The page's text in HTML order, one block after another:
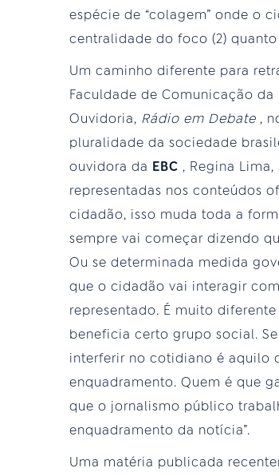
espécie de “colagem” onde o
centralidade do foco (2)
Um caminho diferente para
Faculdade de Comunicação
Ouvidoria, Rádio em Debate ,
pluralidade da sociedade
ouvidora da EBC , Regina
representadas nos conteúdos
cidadão, isso muda toda a
sempre vai começar dizendo
Ou se determinada medida
que o cidadão vai interagir
representado. É muito
beneficia certo grupo social.
interferir no cotidiano é aquilo
enquadramento. Quem é que
que o jornalismo público
enquadramento da notícia”.
Uma matéria publicada